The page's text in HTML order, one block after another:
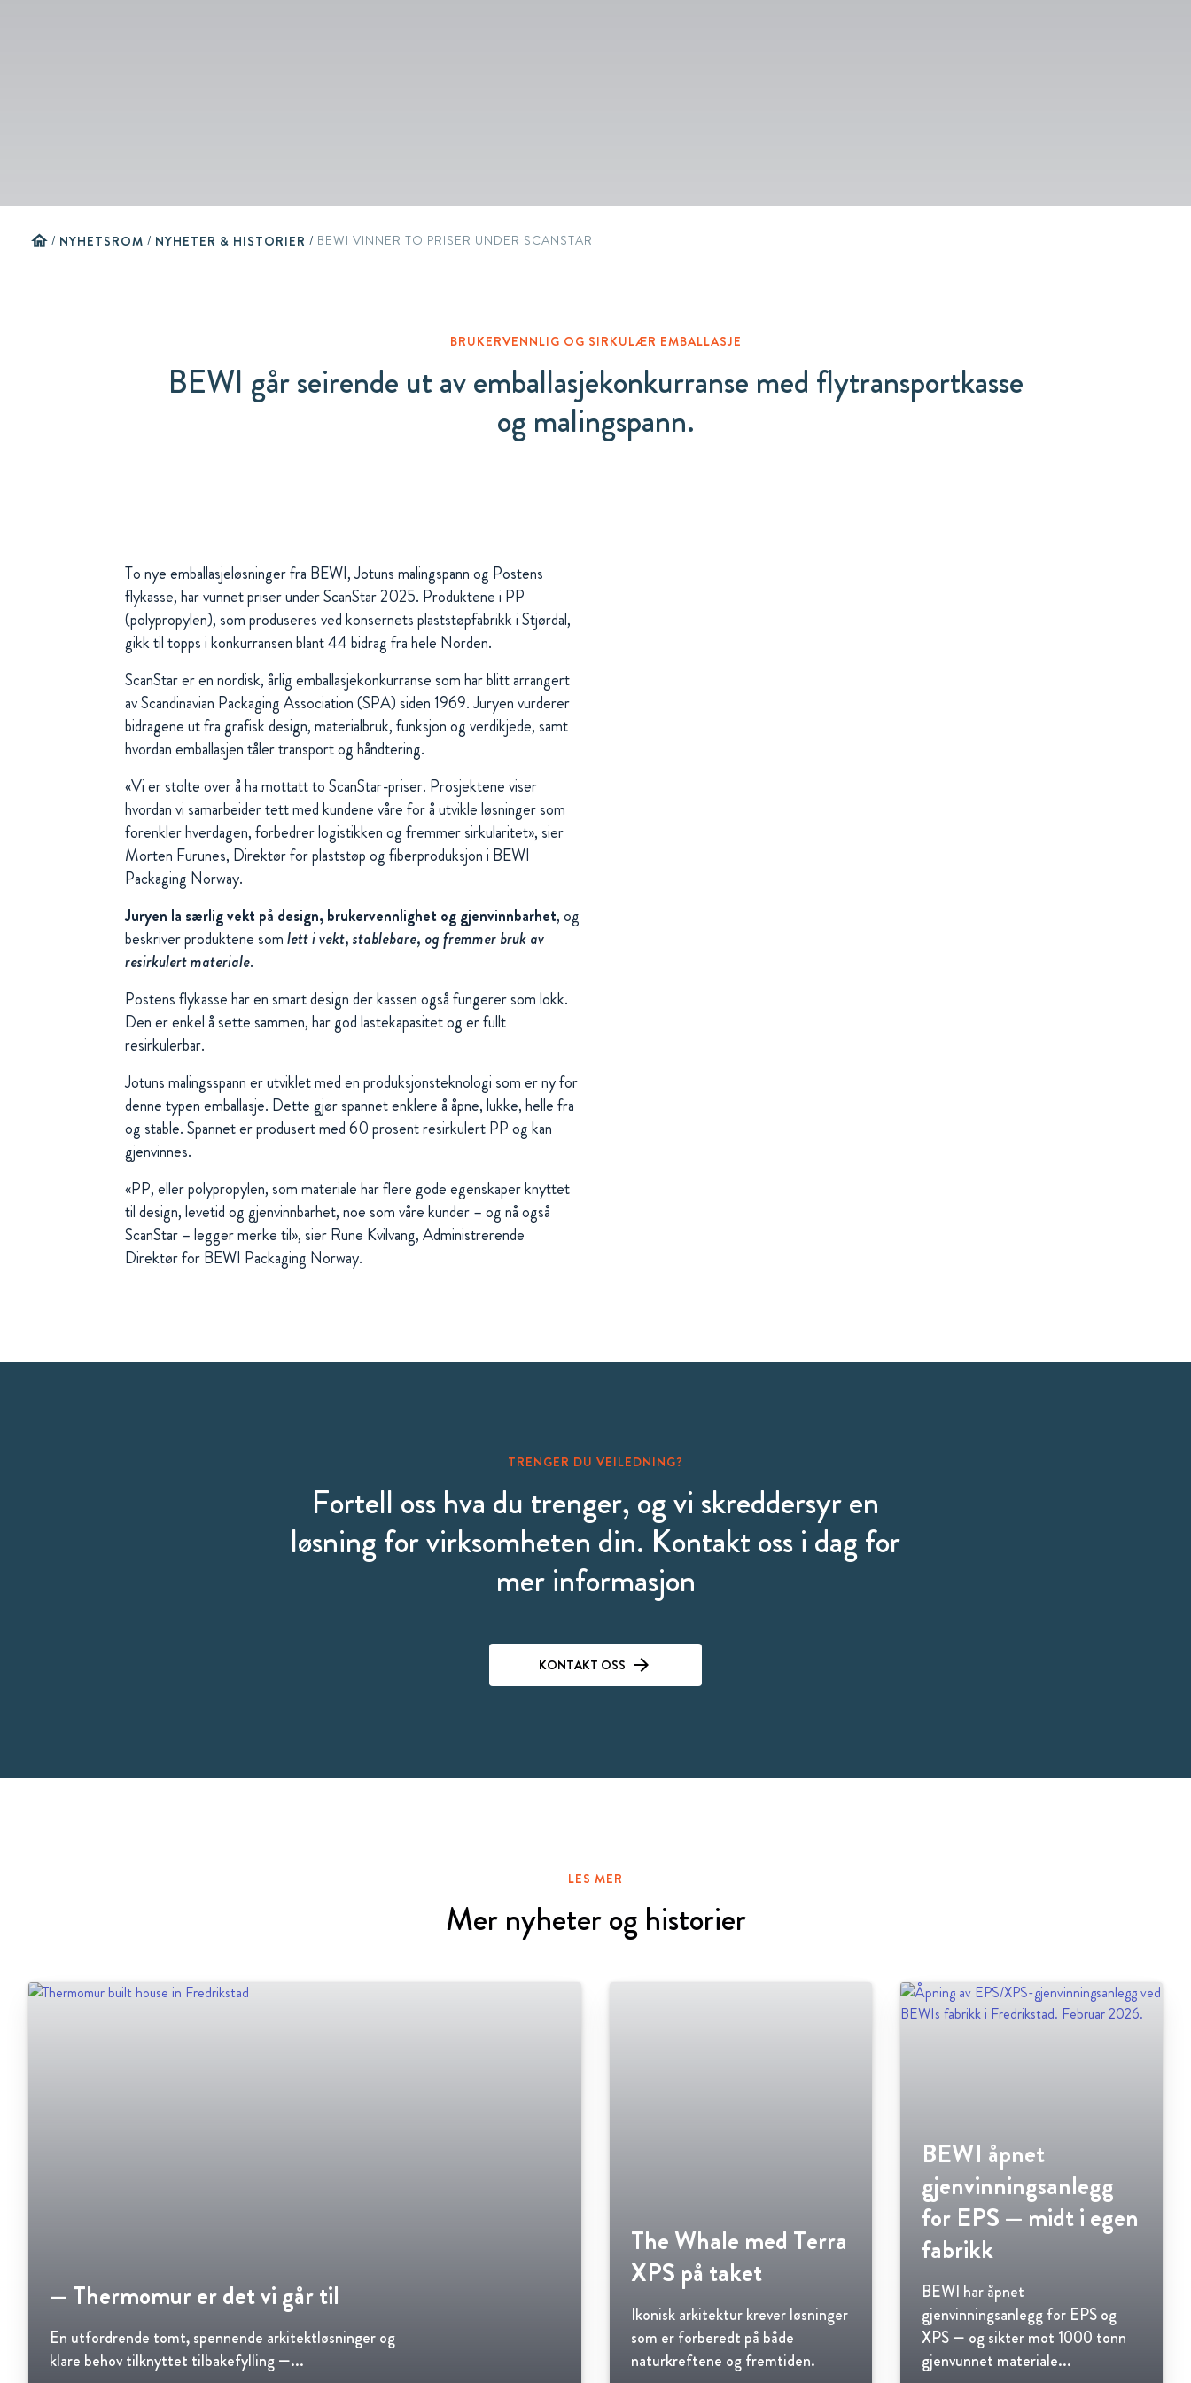
home / NYHETSROM / NYHETER & HISTORIER / BEWI VINNER TO PRISER UNDER SCANSTAR
BRUKERVENNLIG OG SIRKULÆR EMBALLASJE
BEWI går seirende ut av emballasjekonkurranse med flytransportkasse
og malingspann.
To nye emballasjeløsninger fra BEWI, Jotuns malingspann og Postens
flykasse, har vunnet priser under ScanStar 2025. Produktene i PP
(polypropylen), som produseres ved konsernets plaststøpfabrikk i Stjørdal,
gikk til topps i konkurransen blant 44 bidrag fra hele Norden.
ScanStar er en nordisk, årlig emballasjekonkurranse som har blitt arrangert
av Scandinavian Packaging Association (SPA) siden 1969. Juryen vurderer
bidragene ut fra grafisk design, materialbruk, funksjon og verdikjede, samt
hvordan emballasjen tåler transport og håndtering.
«Vi er stolte over å ha mottatt to ScanStar-priser. Prosjektene viser
hvordan vi samarbeider tett med kundene våre for å utvikle løsninger som
forenkler hverdagen, forbedrer logistikken og fremmer sirkularitet», sier
Morten Furunes, Direktør for plaststøp og fiberproduksjon i BEWI
Packaging Norway.
Juryen la særlig vekt på design, brukervennlighet og gjenvinnbarhet, og
beskriver produktene somlett i vekt, stablebare, og fremmer bruk av
resirkulert materiale.
Postens flykasse har en smart design der kassen også fungerer som lokk.
Den er enkel å sette sammen, har god lastekapasitet og er fullt
resirkulerbar.
Jotuns malingsspann er utviklet med en produksjonsteknologi som er ny for
denne typen emballasje. Dette gjør spannet enklere å åpne, lukke, helle fra
og stable. Spannet er produsert med 60 prosent resirkulert PP og kan
gjenvinnes.
«PP, eller polypropylen, som materiale har flere gode egenskaper knyttet
til design, levetid og gjenvinnbarhet, noe som våre kunder – og nå også
ScanStar – legger merke til», sier Rune Kvilvang, Administrerende
Direktør for BEWI Packaging Norway.
TRENGER DU VEILEDNING?
Fortell oss hva du trenger, og vi skreddersyr en
løsning for virksomheten din. Kontakt oss i dag for
mer informasjon
KONTAKT OSS
LES MER
Mer nyheter og historier
— Thermomur er det vi går til
En utfordrende tomt, spennende arkitektløsninger og
klare behov tilknyttet tilbakefylling —...
The Whale med Terra
XPS på taket
Ikonisk arkitektur krever løsninger
som er forberedt på både
naturkreftene og fremtiden.
BEWI åpnet
gjenvinningsanlegg
for EPS — midt i egen
fabrikk
BEWI har åpnet
gjenvinningsanlegg for EPS og
XPS — og sikter mot 1000 tonn
gjenvunnet materiale...